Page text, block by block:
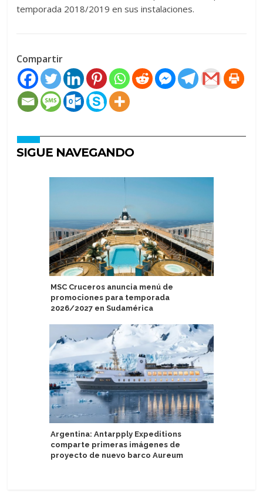
temporada 2018/2019 en sus instalaciones.
Compartir
SIGUE NAVEGANDO
MSC Cruceros anuncia menú de
promociones para temporada
2026/2027 en Sudamérica
Argentina: Antarpply Expeditions
comparte primeras imágenes de
proyecto de nuevo barco Aureum